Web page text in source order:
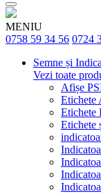
MENIU
0758 59 34 56 0724
Semne și
Vezi toate
Afișe
Etichete
Etichete
Etichete